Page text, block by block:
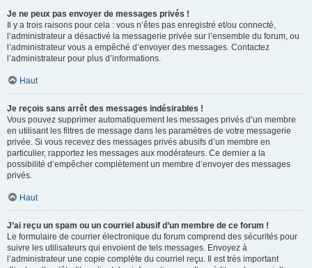
Je ne peux pas envoyer de messages privés !
Il y a trois raisons pour cela : vous n’êtes pas enregistré et/ou connecté,
l’administrateur a désactivé la messagerie privée sur l’ensemble du forum, ou
l’administrateur vous a empêché d’envoyer des messages. Contactez
l’administrateur pour plus d’informations.
Haut
Je reçois sans arrêt des messages indésirables !
Vous pouvez supprimer automatiquement les messages privés d’un membre
en utilisant les filtres de message dans les paramètres de votre messagerie
privée. Si vous recevez des messages privés abusifs d’un membre en
particulier, rapportez les messages aux modérateurs. Ce dernier a la
possibilité d’empêcher complètement un membre d’envoyer des messages
privés.
Haut
J’ai reçu un spam ou un courriel abusif d’un membre de ce forum !
Le formulaire de courrier électronique du forum comprend des sécurités pour
suivre les utilisateurs qui envoient de tels messages. Envoyez à
l’administrateur une copie complète du courriel reçu. Il est très important